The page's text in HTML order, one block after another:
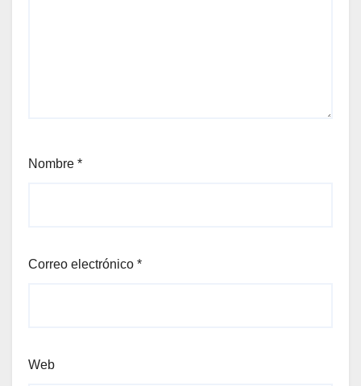
Nombre *
Correo electrónico *
Web